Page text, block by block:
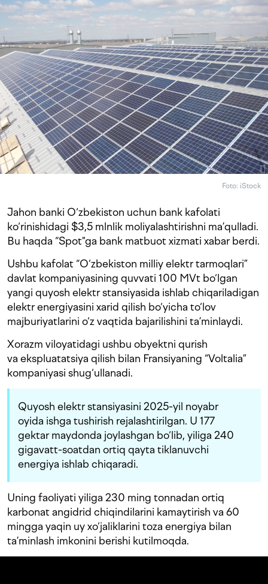
Foto: iStock
Jahon banki O‘zbekiston uchun bank kafolati
ko‘rinishidagi $3,5 mlnlik moliyalashtirishni ma’qulladi.
Bu haqda “Spot"ga bank matbuot xizmati xabar berdi.
Ushbu kafolat “O‘zbekiston milliy elektr tarmoqlari”
davlat kompaniyasining quvvati 100 MVt bo‘lgan
yangi quyosh elektr stansiyasida ishlab chiqariladigan
elektr energiyasini xarid qilish bo‘yicha to‘lov
majburiyatlarini o‘z vaqtida bajarilishini ta’minlaydi.
Xorazm viloyatidagi ushbu obyektni qurish
va ekspluatatsiya qilish bilan Fransiyaning “Voltalia”
kompaniyasi shug‘ullanadi.
Quyosh elektr stansiyasini 2025-yil noyabr
oyida ishga tushirish rejalashtirilgan. U 177
gektar maydonda joylashgan bo‘lib, yiliga 240
gigavatt-soatdan ortiq qayta tiklanuvchi
energiya ishlab chiqaradi.
Uning faoliyati yiliga 230 ming tonnadan ortiq
karbonat angidrid chiqindilarini kamaytirish va 60
mingga yaqin uy xo‘jaliklarini toza energiya bilan
ta’minlash imkonini berishi kutilmoqda.